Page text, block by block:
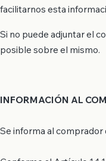
facilitarnos esta
Si no puede adjuntar el
posible sobre el mismo.
INFORMACIÓN AL
Se informa al comprador